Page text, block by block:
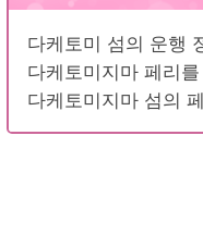
다케토미 섬의 운행
다케토미지마 페리
다케토미지마 섬의